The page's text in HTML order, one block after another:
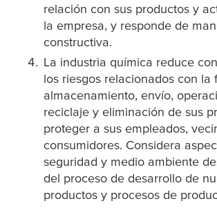
relación con sus productos y
la empresa, y responde de
constructiva.
La industria química reduce
los riesgos relacionados con la
almacenamiento, envío,
reciclaje y eliminación de sus
proteger a sus empleados,
consumidores. Considera
seguridad y medio ambiente
del proceso de desarrollo de
productos y procesos de